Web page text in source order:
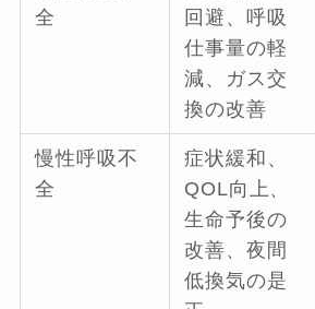
全
回避、呼吸
仕事量の軽
減、ガス交
換の改善
慢性呼吸不
全
症状緩和、
QOL向上、
生命予後の
改善、夜間
低換気の是